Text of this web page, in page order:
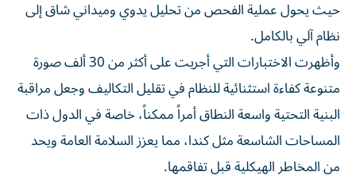
حيث يحول عملية الفحص من تحليل يدوي وميداني شاق إلى
نظام آلي بالكامل.
وأظهرت الاختبارات التي أجريت على أكثر من 30 ألف صورة
متنوعة كفاءة استثنائية للنظام في تقليل التكاليف وجعل مراقبة
البنية التحتية واسعة النطاق أمراً ممكناً، خاصة في الدول ذات
المساحات الشاسعة مثل كندا، مما يعزز السلامة العامة ويحد
من المخاطر الهيكلية قبل تفاقمها.